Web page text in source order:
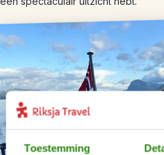
Toestemming